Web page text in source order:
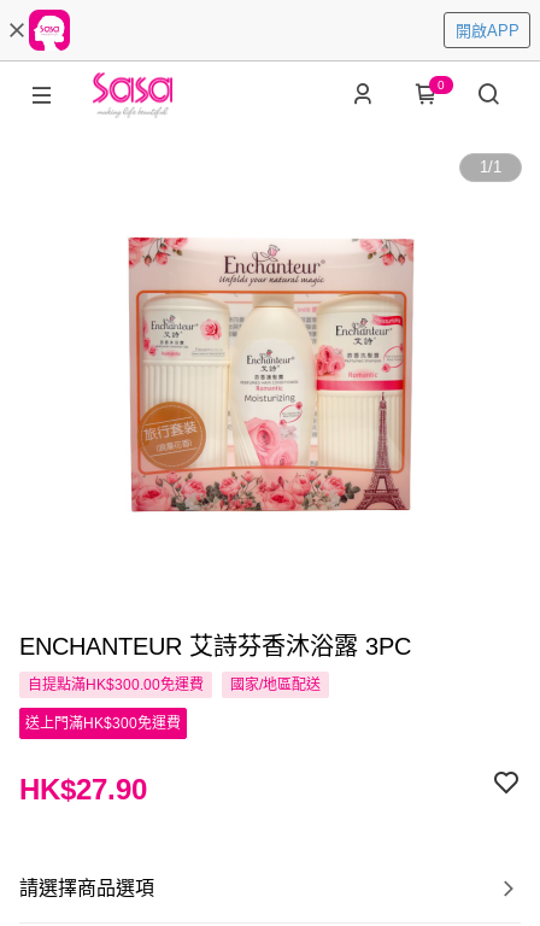
開啟APP
0
1/1
ENCHANTEUR 艾詩芬香沐浴露 3PC
自提點滿HK$300.00免運費 國家/地區配送
送上門滿HK$300免運費
HK$27.90
請選擇商品選項